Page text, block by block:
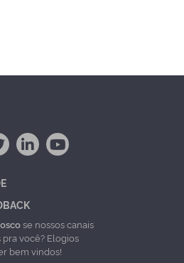
se nossos canais
você? Elogios
bem vindos!